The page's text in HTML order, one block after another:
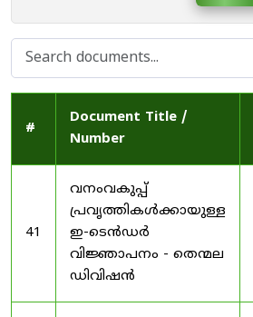
#
Document Title /
Number
41
വനംവകുപ്പ്
പ്രവൃത്തികൾക്കായുള്ള
ഇ-ടെൻഡർ
വിജ്ഞാപനം - തെന്മല
ഡിവിഷൻ